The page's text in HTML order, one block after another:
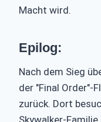
Macht wird.
Epilog:
Nach dem Sieg
der "Final Order"-
zurück. Dort
Skywalker-